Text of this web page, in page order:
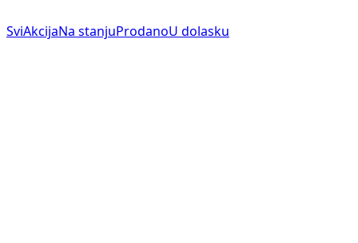
SviAkcijaNa stanjuProdanoU dolasku